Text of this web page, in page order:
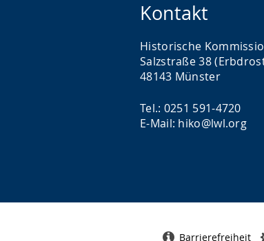
Kontakt
Historische
Salzstraße 38
48143 Münster
Tel.: 0251 591-4720
E-Mail: hiko@lwl.org
Barrierefreiheit